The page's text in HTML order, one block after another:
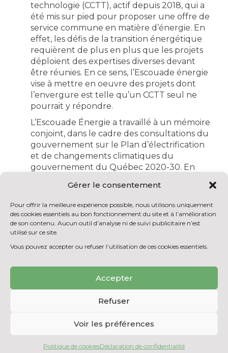
Gérer le consentement
Pour offrir la meilleure expérience possible, nous utilisons uniquement
des cookies essentiels au bon fonctionnement du site et à l’amélioration
de son contenu. Aucun outil d’analyse ni de suivi publicitaire n’est
utilisé sur ce site.
Vous pouvez accepter ou refuser l’utilisation de ces cookies essentiels.
Accepter
Refuser
Voir les préférences
Politique de cookiesDéclaration de confidentialité
technologie (CCTT), actif depuis 2018, qui a
été mis sur pied pour proposer une offre de
service commune en matière d’énergie. En
effet, les défis de la transition énergétique
requièrent de plus en plus que les projets
déploient des expertises diverses devant
être réunies. En ce sens, l’Escouade énergie
vise à mettre en oeuvre des projets dont
l’envergure est telle qu’un CCTT seul ne
pourrait y répondre.
L’Escouade Énergie a travaillé à un mémoire
conjoint, dans le cadre des consultations du
gouvernement sur le Plan d’électrification
et de changements climatiques du
gouvernement du Québec 2020-30. En
Fitzgibbon, Jonatan Julien, Marie-Eve Proulx
et Chantal Rouleau ont réalisé une tournée
de consultation du Plan d’électrification et
de changements climatiques, afin de mieux
connaître les besoins dans les différentes
régions en matière d’électrification et de
changements climatiques. Leur objectif était
aussi de découvrir les solutions exemplaires
et les projets d’organismes, d’entreprises et
de municipalités pouvant inspirer l’action
L’Éscouade Énergie a déposé le Mémoire